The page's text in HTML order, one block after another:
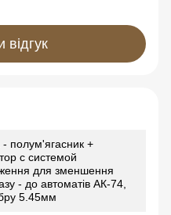
відгук
полум'ягасник +
с системой
для зменшення
- до автоматів АК-74,
5.45мм